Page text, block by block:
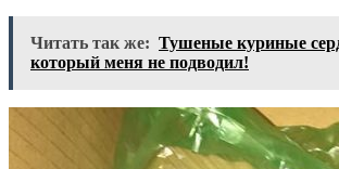
Читать так же: Тушеные куриные
который меня не подводил!